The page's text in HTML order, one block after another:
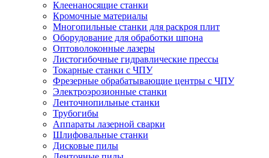
Клеенаносящие станки
Кромочные материалы
Многопильные станки для раскроя плит
Оборудование для обработки шпона
Оптоволоконные лазеры
Листогибочные гидравлические прессы
Токарные станки с ЧПУ
Фрезерные обрабатывающие центры с ЧПУ
Электроэрозионные станки
Ленточнопильные станки
Трубогибы
Аппараты лазерной сварки
Шлифовальные станки
Дисковые пилы